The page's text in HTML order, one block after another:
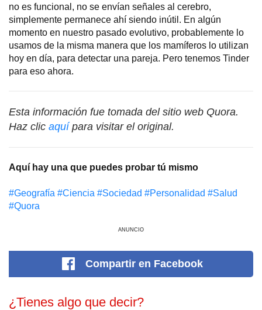
no es funcional, no se envían señales al cerebro,
simplemente permanece ahí siendo inútil. En algún
momento en nuestro pasado evolutivo, probablemente lo
usamos de la misma manera que los mamíferos lo utilizan
hoy en día, para detectar una pareja. Pero tenemos Tinder
para eso ahora.
Esta información fue tomada del sitio web Quora.
Haz clic aquípara visitar el original.
Aquí hay una que puedes probar tú mismo
#Geografía #Сiencia #Sociedad #Personalidad #Salud
#Quora
ANUNCIO
Compartir en Facebook
¿Tienes algo que decir?